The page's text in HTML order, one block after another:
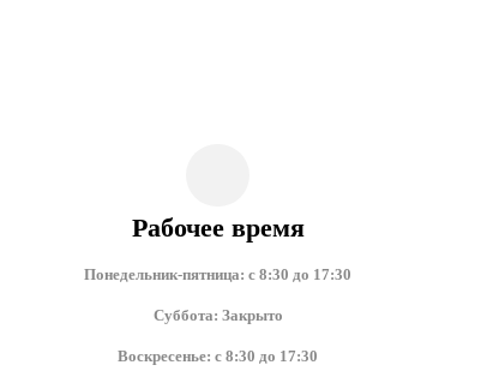
Рабочее время
Понедельник-пятница: с 8:30 до 17:30
Суббота: Закрыто
Воскресенье: с 8:30 до 17:30